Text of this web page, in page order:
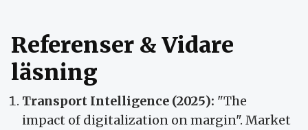
Referenser & Vidare
läsning
Transport Intelligence (2025): "The
impact of digitalization on margin". Market